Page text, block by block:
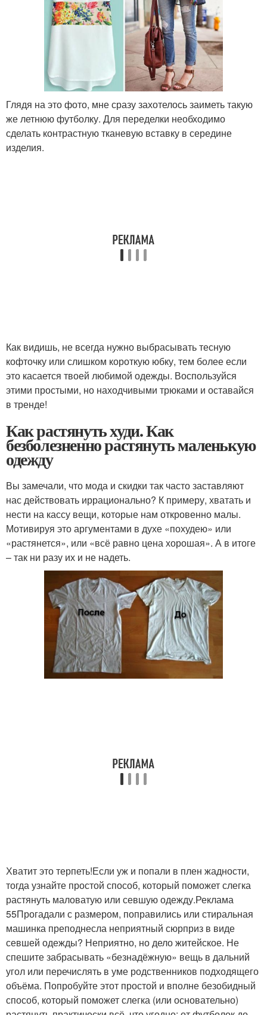
Глядя на это фото, мне сразу захотелось заиметь такую
же летнюю футболку. Для переделки необходимо
сделать контрастную тканевую вставку в середине
изделия.
Как видишь, не всегда нужно выбрасывать тесную
кофточку или слишком короткую юбку, тем более если
это касается твоей любимой одежды. Воспользуйся
этими простыми, но находчивыми трюками и оставайся
в тренде!
Как растянуть худи. Как
безболезненно растянуть маленькую
одежду
Вы замечали, что мода и скидки так часто заставляют
нас действовать иррационально? К примеру, хватать и
нести на кассу вещи, которые нам откровенно малы.
Мотивируя это аргументами в духе «похудею» или
«растянется», или «всё равно цена хорошая». А в итоге
– так ни разу их и не надеть.
Хватит это терпеть!Если уж и попали в плен жадности,
тогда узнайте простой способ, который поможет слегка
растянуть маловатую или севшую одежду.Реклама
55Прогадали с размером, поправились или стиральная
машинка преподнесла неприятный сюрприз в виде
севшей одежды? Неприятно, но дело житейское. Не
спешите забрасывать «безнадёжную» вещь в дальний
угол или перечислять в уме родственников подходящего
объёма. Попробуйте этот простой и вполне безобидный
способ, который поможет слегка (или основательно)